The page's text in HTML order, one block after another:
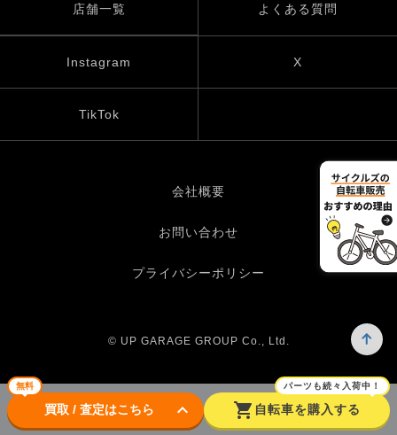
無料
買取 / 査定はこちら keyboard_arrow_down shopping_cart
パーツも続々入荷中！
自転車を購入する
店舗一覧 よくある質問
Instagram X
TikTok
会社概要
お問い合わせ
プライバシーポリシー
© UP GARAGE GROUP Co., Ltd.